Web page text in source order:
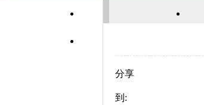
分享
到: